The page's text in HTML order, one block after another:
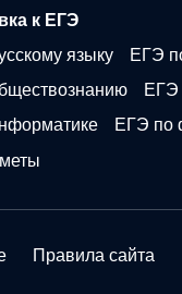
к ЕГЭ
языку
ЕГЭ
ЕГЭ
ЕГЭ по
Правила сайта